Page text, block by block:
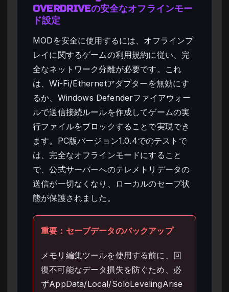
OVERDRIVEの安全なオフラインモー
ド設定
MODを安全に使用するには、オフラインプ
レイに関するゲームの利用規約に従い、完
全なネットワーク分離が必要です。これ
は、Wi-Fi/Ethernetアダプターを無効にす
るか、Windows Defenderファイアウォー
ルで送信接続ルールを作成してゲームの実
行ファイルをブロックすることで実現でき
ます。PC版バージョン1.0.4でのテストで
は、完全なオフラインモードにすること
で、公式サーバーへのテレメトリデータの
送信が一切なくなり、ローカルのセーブ状
態が保護されました。
重要：セーブデータのバックアップ
メモリ編集ツールを使用する前に、回
復不可能なデータ損失を防ぐため、必
ずAppData/Local/SoloLevelingArise